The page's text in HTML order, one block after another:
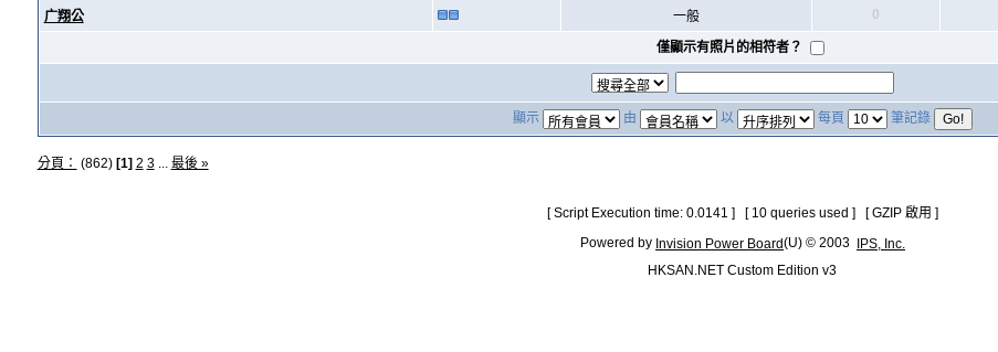
广翔公 一般 0
僅顯示有照片的相符者？
顯示 由 以 每頁 筆記錄
分頁： (862) [1] 2 3... 最後 »
[ Script Execution time: 0.0141 ] [ 10 queries used ] [ GZIP 啟用 ]
Powered by Invision Power Board(U) © 2003
IPS, Inc.
HKSAN.NET Custom Edition v3